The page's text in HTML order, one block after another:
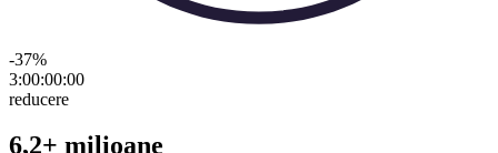
-37%
3:00:00:00
reducere
6,2+ milioane